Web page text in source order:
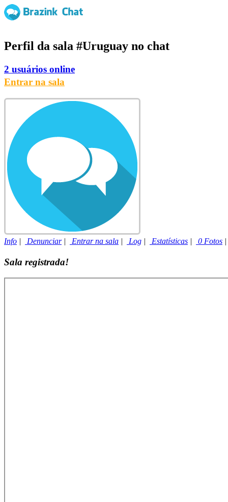
Perfil da sala #Uruguay no chat
2 usuários online
Entrar na sala
Info | Denunciar| Entrar na sala | Log | Estatísticas | 0 Fotos
Sala registrada!